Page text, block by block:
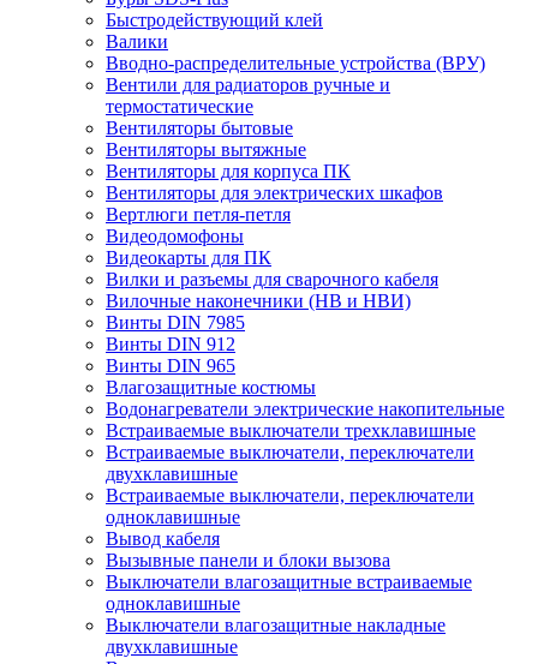
Быстродействующий клей
Валики
Вводно-распределительные устройства (ВРУ)
Вентили для радиаторов ручные и
термостатические
Вентиляторы бытовые
Вентиляторы вытяжные
Вентиляторы для корпуса ПК
Вентиляторы для электрических шкафов
Вертлюги петля-петля
Видеодомофоны
Видеокарты для ПК
Вилки и разъемы для сварочного кабеля
Вилочные наконечники (НВ и НВИ)
Винты DIN 7985
Винты DIN 912
Винты DIN 965
Влагозащитные костюмы
Водонагреватели электрические накопительные
Встраиваемые выключатели трехклавишные
Встраиваемые выключатели, переключатели
двухклавишные
Встраиваемые выключатели, переключатели
одноклавишные
Вывод кабеля
Вызывные панели и блоки вызова
Выключатели влагозащитные встраиваемые
одноклавишные
Выключатели влагозащитные накладные
двухклавишные